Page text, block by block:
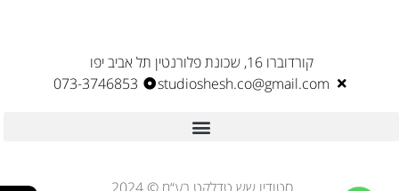
קורדוברו 16, שכונת פלורנטין תל אביב יפו
studioshesh.co@gmail.com
073-3746853